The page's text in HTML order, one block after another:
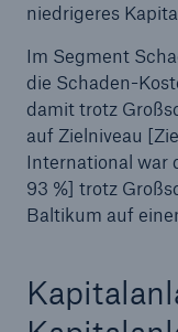
niedrigeres
Im Segment
die Schaden-
damit trotz
auf Zielniveau
International war
93 %] trotz
Baltikum auf